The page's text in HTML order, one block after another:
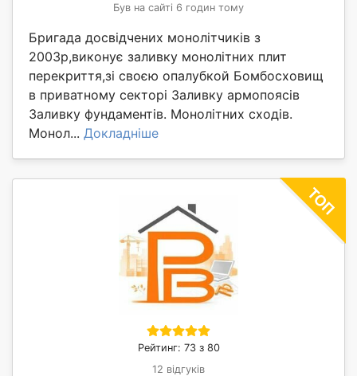
Був на сайті 6 годин тому
Бригада досвідчених монолітчиків з
2003р,виконує заливку монолітних плит
перекриття,зі своєю опалубкой Бомбосховищ
в приватному секторі Заливку армопоясів
Заливку фундаментів. Монолітних сходів.
Монол... Докладніше
Рейтинг: 73 з 80
12 відгуків